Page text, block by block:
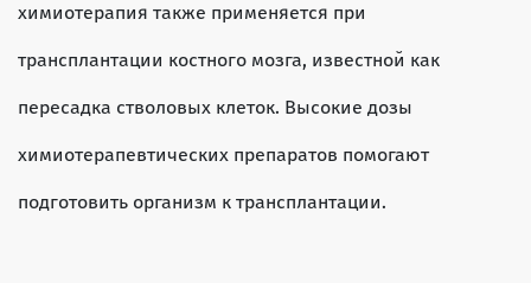
химиотерапия также применяется при
трансплантации костного мозга, известной как
пересадка стволовых клеток. Высокие дозы
химиотерапевтических препаратов помогают
подготовить организм к трансплантации.